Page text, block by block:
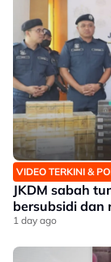
VIDEO TERKINI &
JKDM sabah
bersubsidi dan
1 day ago